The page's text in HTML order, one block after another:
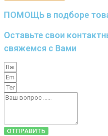
ПОМОЩЬ в подборе
Оставьте свои
свяжемся с Вами
ОТПРАВИТЬ